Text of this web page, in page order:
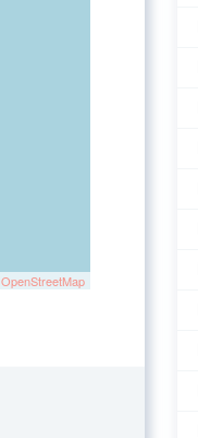
OpenStreetMap